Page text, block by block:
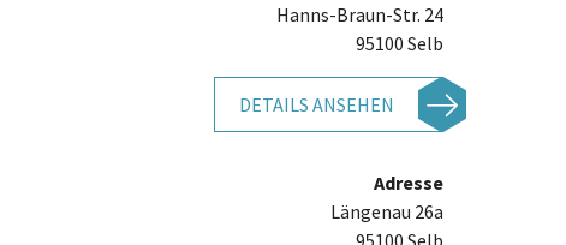
Hanns-Braun-Str. 24
95100 Selb
DETAILS ANSEHEN
Adresse
Längenau 26a
95100 Selb